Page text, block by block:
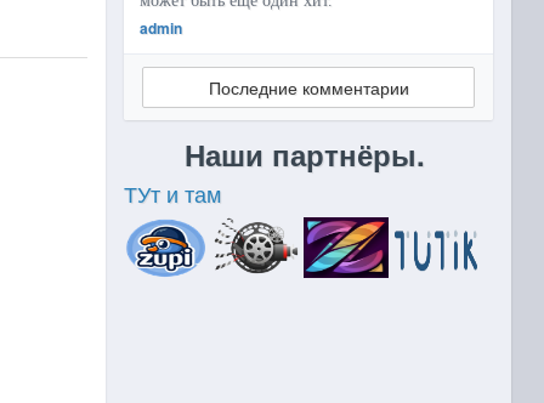
admin
Последние комментарии
Наши партнёры.
ТУт и там